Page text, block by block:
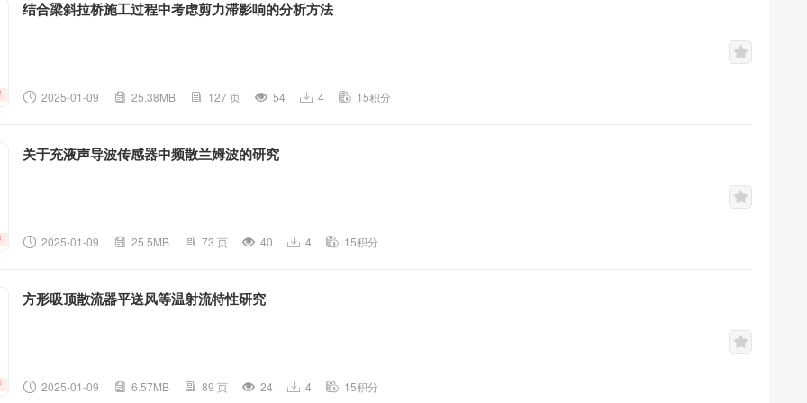
结合梁斜拉桥施工过程中考虑剪力滞影响的分析方法
2025-01-09 25.38MB 127 页 54 4 15积分
关于充液声导波传感器中频散兰姆波的研究
2025-01-09 25.5MB 73 页 40 4 15积分
方形吸顶散流器平送风等温射流特性研究
2025-01-09 6.57MB 89 页 24 4 15积分